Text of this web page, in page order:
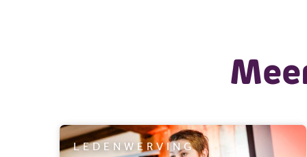
LEDENWERVING